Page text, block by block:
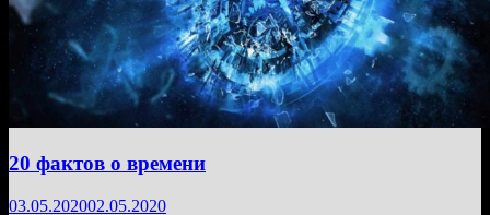
20 фактов о времени
03.05.202002.05.2020